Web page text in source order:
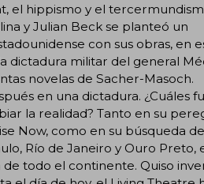
el hippismo y el
y Julian Beck se planteó un
con sus obras, en
dictadura militar del general
novelas de Sacher-Masoch.
en una dictadura. ¿Cuáles
la realidad? Tanto en su
Now, como en su búsqueda
Río de Janeiro y Ouro Preto,
todo el continente. Quiso